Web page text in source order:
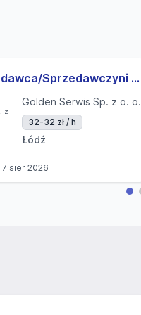
Sprzedawca/Sprzedawczyni - ŁÓDŹ ul. Elsnera
Golden Serwis Sp. z o. o.
32-32 zł / h
Łódź
7 sier 2026